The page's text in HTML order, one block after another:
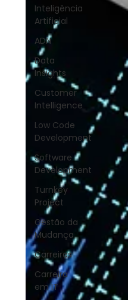
Inteligência
Artificial
ADN
Data
Insights
Customer
Intelligence
Low Code
Development
Software
Development
Turnkey
Project
Gestão da
Mudança
Carreiras
Carreira
em IT